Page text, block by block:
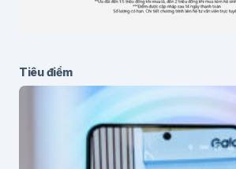
Tiêu điểm